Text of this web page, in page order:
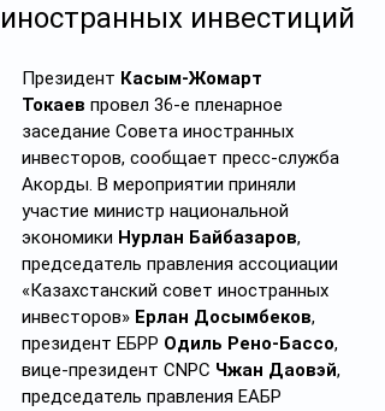
иностранных инвестиций
Президент Касым-Жомарт
Токаев провел 36-е пленарное
заседание Совета иностранных
инвесторов, сообщает пресс-служба
Акорды. В мероприятии приняли
участие министр национальной
экономики Нурлан Байбазаров,
председатель правления ассоциации
«Казахстанский совет иностранных
инвесторов» Ерлан Досымбеков,
президент ЕБРР Одиль Рено-Бассо,
вице-президент CNPC Чжан Даовэй,
председатель правления ЕАБР